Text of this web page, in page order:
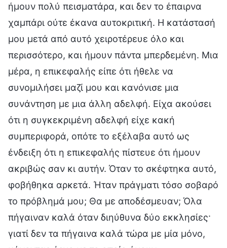
ήμουν πολύ πεισματάρα, και δεν το έπαιρνα
χαμπάρι ούτε έκανα αυτοκριτική. Η κατάστασή
μου μετά από αυτό χειροτέρευε όλο και
περισσότερο, και ήμουν πάντα μπερδεμένη. Μια
μέρα, η επικεφαλής είπε ότι ήθελε να
συνομιλήσει μαζί μου και κανόνισε μια
συνάντηση με μια άλλη αδελφή. Είχα ακούσει
ότι η συγκεκριμένη αδελφή είχε κακή
συμπεριφορά, οπότε το εξέλαβα αυτό ως
ένδειξη ότι η επικεφαλής πίστευε ότι ήμουν
ακριβώς σαν κι αυτήν. Όταν το σκέφτηκα αυτό,
φοβήθηκα αρκετά. Ήταν πράγματι τόσο σοβαρό
το πρόβλημά μου; Θα με αποδέσμευαν; Όλα
πήγαιναν καλά όταν διηύθυνα δύο εκκλησίες·
γιατί δεν τα πήγαινα καλά τώρα με μία μόνο,